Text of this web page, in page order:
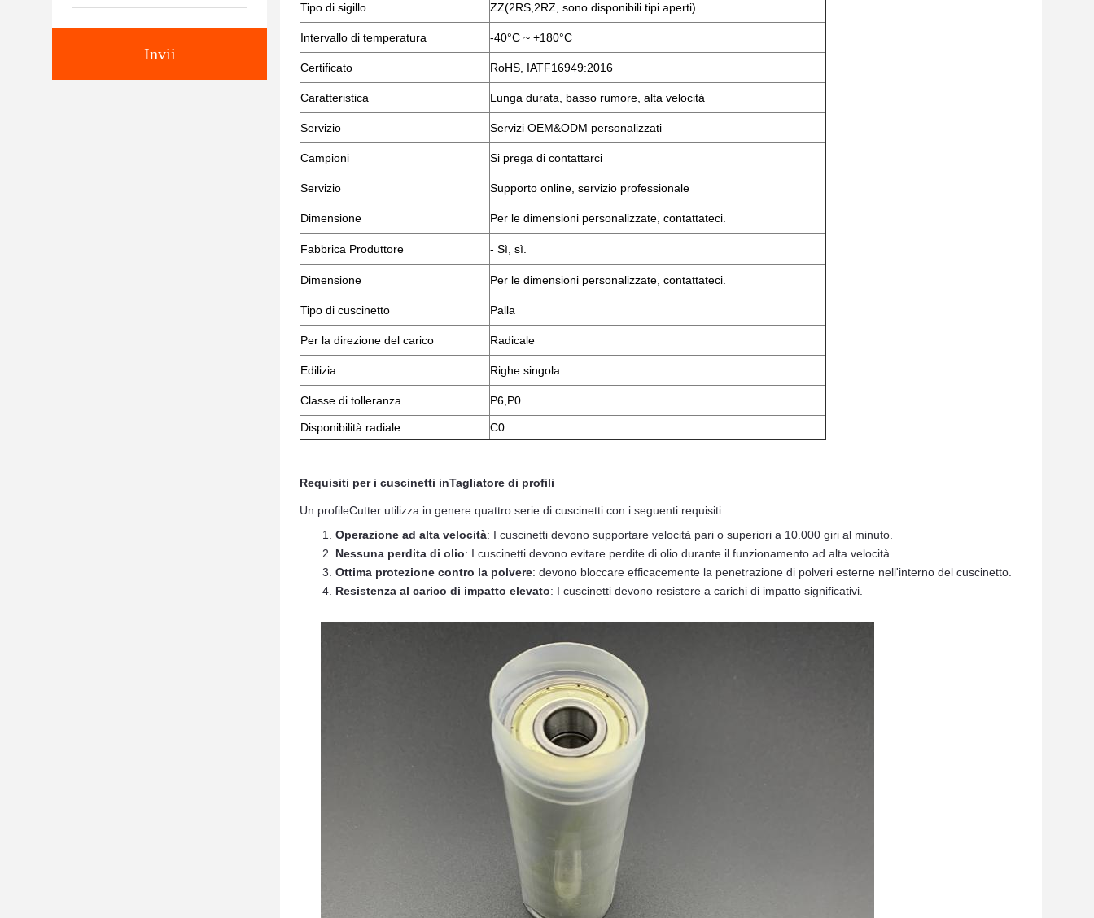
Invii
Tipo di sigillo ZZ(2RS 2RZ, sono disponibili tipi aperti)
Intervallo di temperatura -40°C ~ +180°C
Certificato RoHS, IATF16949:2016
Caratteristica Lunga durata, basso rumore, alta velocità
Servizio Servizi OEM&ODM personalizzati
Campioni Si prega di contattarci
Servizio Supporto online, servizio professionale
Dimensione Per le dimensioni personalizzate, contattateci.
Fabbrica Produttore - Sì, sì.
Dimensione Per le dimensioni personalizzate, contattateci.
Tipo di cuscinetto Palla
Per la direzione del carico Radicale
Edilizia Righe singola
Classe di tolleranza P6,P0
Disponibilità radiale C0
Requisiti per i cuscinetti inTagliatore di profili
Un profileCutter utilizza in genere quattro serie di cuscinetti con i seguenti requisiti:
Operazione ad alta velocità: I cuscinetti devono supportare velocità pari o superiori a 10.000 giri al minuto.
Nessuna perdita di olio: I cuscinetti devono evitare perdite di olio durante il funzionamento ad alta velocità.
Ottima protezione contro la polvere: devono bloccare efficacemente la penetrazione di polveri esterne nell'interno del cuscinetto.
Resistenza al carico di impatto elevato: I cuscinetti devono resistere a carichi di impatto significativi.